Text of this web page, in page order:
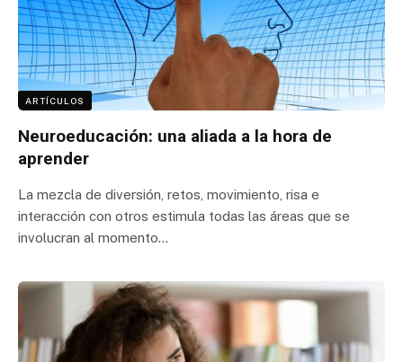
ARTÍCULOS
Neuroeducación: una aliada a la hora de
aprender
La mezcla de diversión, retos, movimiento, risa e
interacción con otros estimula todas las áreas que se
involucran al momento…